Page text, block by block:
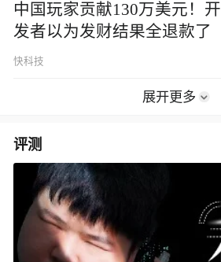
中国玩家贡献130万美元！开
发者以为发财结果全退款了
快科技
展开更多
评测